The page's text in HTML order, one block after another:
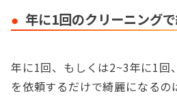
年に1回のクリーニング
年に1回、もしくは2~3年に1回
を依頼するだけで綺麗になるの